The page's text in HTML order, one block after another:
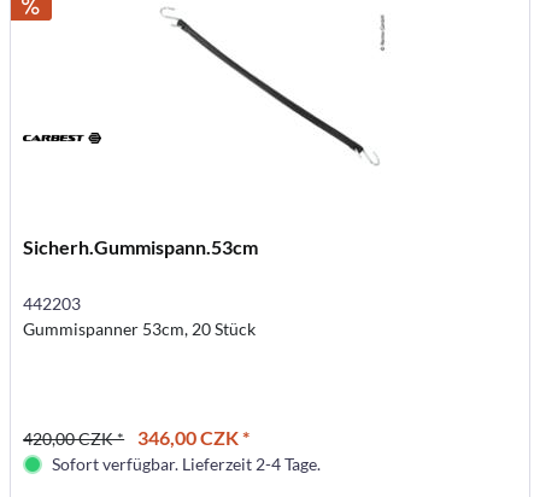
Sicherh.Gummispann.53cm
442203
Gummispanner 53cm, 20 Stück
420,00 CZK * 346,00 CZK *
Sofort verfügbar. Lieferzeit 2-4 Tage.